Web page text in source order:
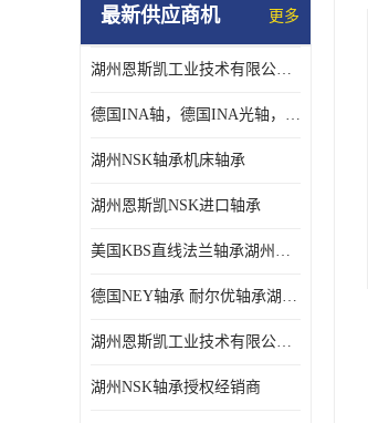
日本NSK进口轴承
德国INA进口轴承
最新供应商机 更多
湖州恩斯凯工业技术有限公司 湖州NSK轴承
德国INA轴，德国INA光轴，德国依纳光轴
湖州NSK轴承机床轴承
湖州恩斯凯NSK进口轴承
美国KBS直线法兰轴承湖州KBS轴承
德国NEY轴承 耐尔优轴承湖州代理商
湖州恩斯凯工业技术有限公司NSK轴承*经销商
湖州NSK轴承授权经销商